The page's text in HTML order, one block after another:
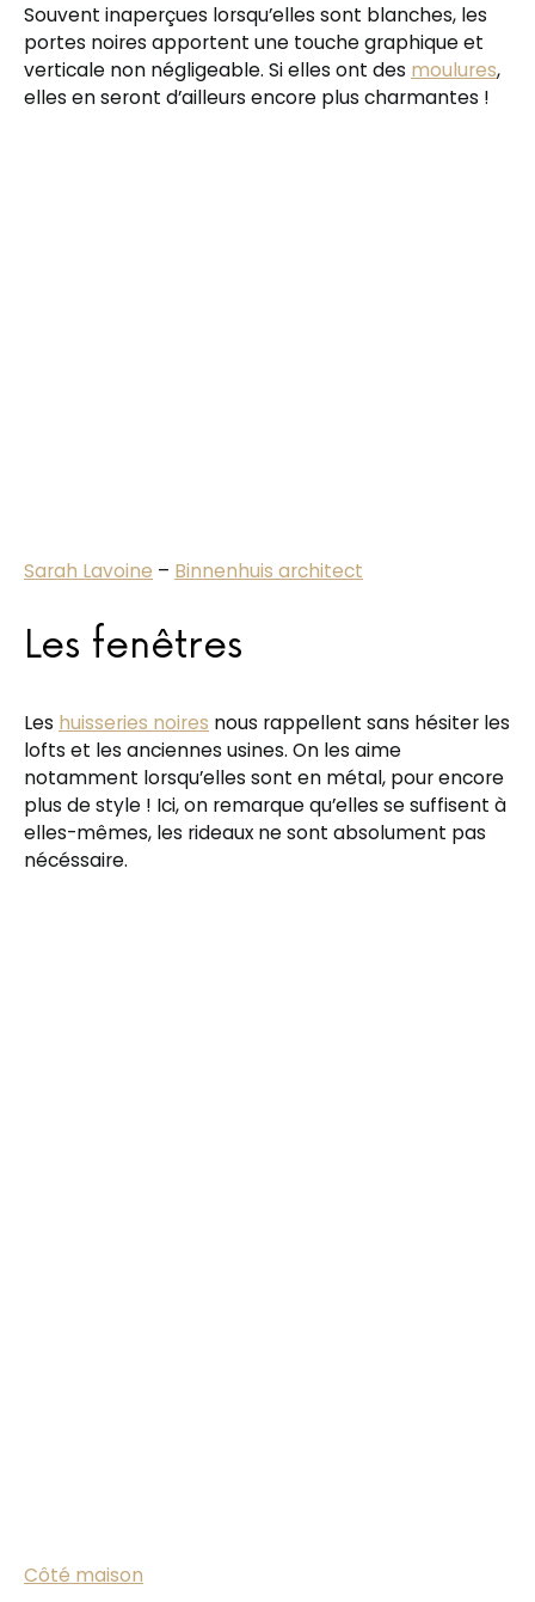
Souvent inaperçues lorsqu’elles sont blanches, les
portes noires apportent une touche graphique et
verticale non négligeable. Si elles ont des moulures,
elles en seront d’ailleurs encore plus charmantes !
Sarah Lavoine – Binnenhuis architect
Les fenêtres
Les huisseries noires nous rappellent sans hésiter les
lofts et les anciennes usines. On les aime
notamment lorsqu’elles sont en métal, pour encore
plus de style ! Ici, on remarque qu’elles se suffisent à
elles-mêmes, les rideaux ne sont absolument pas
nécéssaire.
Côté maison